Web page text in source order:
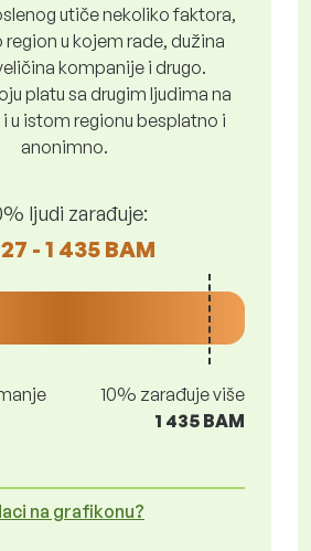
utiče nekoliko faktora,
u kojem rade, dužina
kompanije i drugo.
platu sa drugim ljudima na
u istom regionu besplatno i
anonimno.
ljudi zarađuje:
- 1 435 BAM
10% zarađuje više
1 435 BAM
na grafikonu?